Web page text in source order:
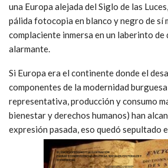
una Europa alejada del Siglo de las
pálida fotocopia en blanco y negro de sí
complaciente inmersa en un laberinto de
alarmante.
Si Europa era el continente donde el
componentes de la modernidad
representativa, producción y consumo
bienestar y derechos humanos) han
expresión pasada, eso quedó sepultado